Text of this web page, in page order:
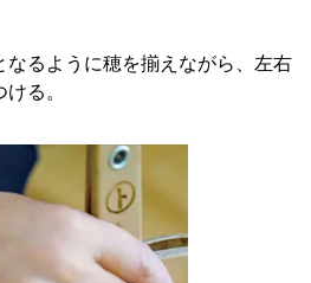
なるように穂を揃えながら、左右
る。